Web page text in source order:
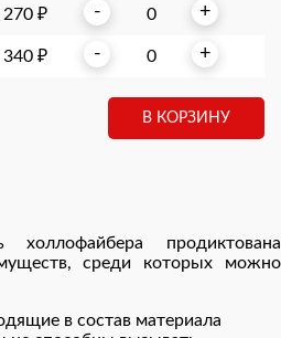
В КОРЗИНУ
270 ₽ - +
340 ₽ - +
холлофайбера продиктована
среди которых можно
в состав материала